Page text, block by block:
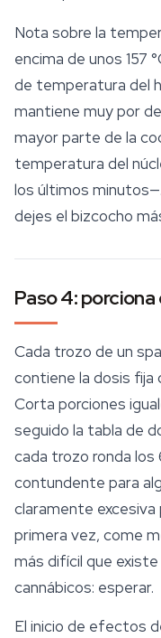
Nota sobre la
encima de unos 157
de temperatura del
mantiene muy por
mayor parte de la
temperatura del
los últimos
dejes el bizcocho
Paso 4:
Cada trozo de un
contiene la dosis fija
Corta porciones
seguido la tabla de
cada trozo ronda los
contundente para
claramente excesiva
primera vez, come
más difícil que
cannábicos: esperar.
El inicio de efectos